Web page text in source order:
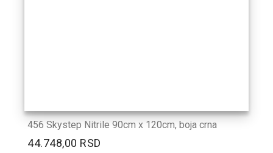
456 Skystep Nitrile 90cm x 120cm, boja crna
44.748,00 RSD